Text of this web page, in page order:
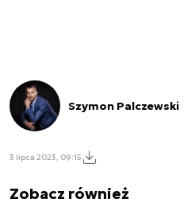
Szymon Palczewski
3 lipca 2023, 09:15
Zobacz również